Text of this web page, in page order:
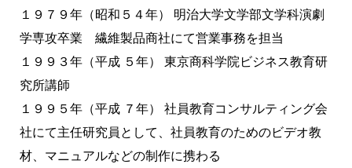
１９７９年（昭和５４年） 明治大学文学部文学科演劇
学専攻卒業 繊維製品商社にて営業事務を担当
１９９３年（平成 ５年） 東京商科学院ビジネス教育研
究所講師
１９９５年（平成 ７年） 社員教育コンサルティング会
社にて主任研究員として、社員教育のためのビデオ教
材、マニュアルなどの制作に携わる